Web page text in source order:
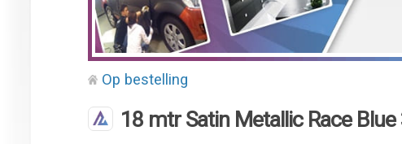
Op bestelling
18 mtr Satin Metallic Race